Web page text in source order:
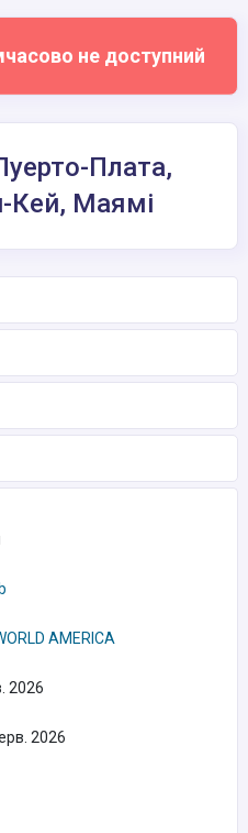
не доступний
Плата,
Кей, Маямі
AMERICA
2026
2026